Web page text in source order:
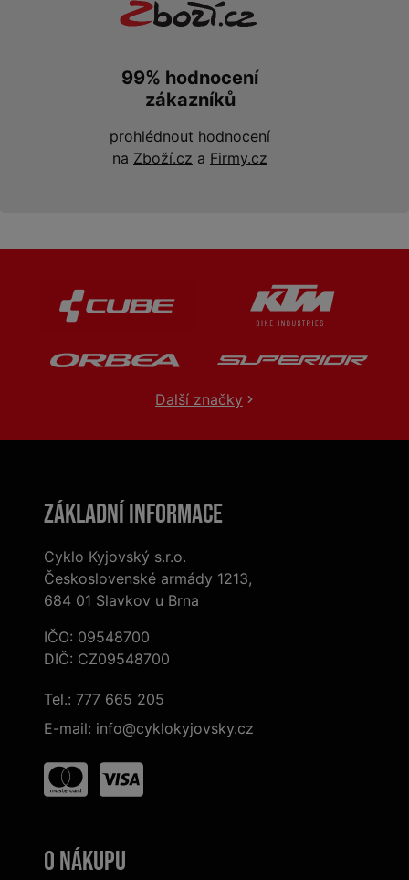
99% hodnocení
zákazníků
prohlédnout hodnocení
na Zboží.cz a Firmy.cz
Další značky
Základní informace
Cyklo Kyjovský s.r.o.
Československé armády 1213,
684 01 Slavkov u Brna
IČO: 09548700
DIČ: CZ09548700
Tel.: 777 665 205
E-mail: info@cyklokyjovsky.cz
O nákupu